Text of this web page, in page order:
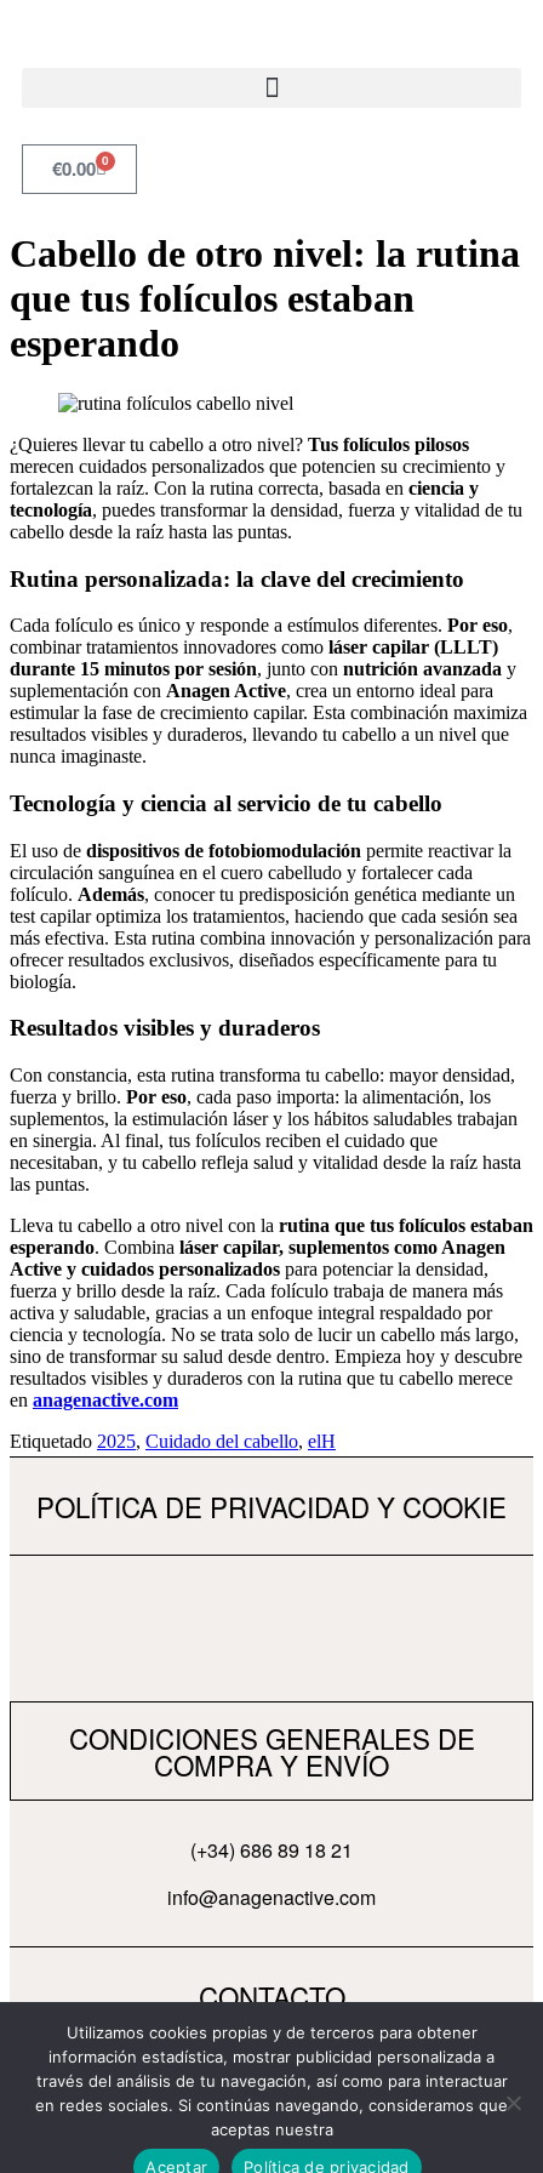
€0.00 0
Cabello de otro nivel: la rutina
que tus folículos estaban
esperando
¿Quieres llevar tu cabello a otro nivel? Tus folículos pilosos
merecen cuidados personalizados que potencien su crecimiento y
fortalezcan la raíz. Con la rutina correcta, basada en ciencia y
tecnología, puedes transformar la densidad, fuerza y vitalidad de tu
cabello desde la raíz hasta las puntas.
Rutina personalizada: la clave del crecimiento
Cada folículo es único y responde a estímulos diferentes. Por eso,
combinar tratamientos innovadores como láser capilar (LLLT)
durante 15 minutos por sesión, junto con nutrición avanzada y
suplementación con Anagen Active, crea un entorno ideal para
estimular la fase de crecimiento capilar. Esta combinación maximiza
resultados visibles y duraderos, llevando tu cabello a un nivel que
nunca imaginaste.
Tecnología y ciencia al servicio de tu cabello
El uso de dispositivos de fotobiomodulación permite reactivar la
circulación sanguínea en el cuero cabelludo y fortalecer cada
folículo. Además, conocer tu predisposición genética mediante un
test capilar optimiza los tratamientos, haciendo que cada sesión sea
más efectiva. Esta rutina combina innovación y personalización para
ofrecer resultados exclusivos, diseñados específicamente para tu
biología.
Resultados visibles y duraderos
Con constancia, esta rutina transforma tu cabello: mayor densidad,
fuerza y brillo. Por eso, cada paso importa: la alimentación, los
suplementos, la estimulación láser y los hábitos saludables trabajan
en sinergia. Al final, tus folículos reciben el cuidado que
necesitaban, y tu cabello refleja salud y vitalidad desde la raíz hasta
las puntas.
Lleva tu cabello a otro nivel con la rutina que tus folículos estaban
esperando. Combina láser capilar, suplementos como Anagen
Active y cuidados personalizados para potenciar la densidad,
fuerza y brillo desde la raíz. Cada folículo trabaja de manera más
activa y saludable, gracias a un enfoque integral respaldado por
ciencia y tecnología. No se trata solo de lucir un cabello más largo,
sino de transformar su salud desde dentro. Empieza hoy y descubre
resultados visibles y duraderos con la rutina que tu cabello merece
en anagenactive.com
Etiquetado 2025, Cuidado del cabello, elH
POLÍTICA DE PRIVACIDAD Y COOKIE
CONDICIONES GENERALES DE
COMPRA Y ENVÍO
(+34) 686 89 18 21
info@anagenactive.com
CONTACTO
Utilizamos cookies propias y de terceros para obtener
información estadística, mostrar publicidad personalizada a
través del análisis de tu navegación, así como para interactuar
en redes sociales. Si continúas navegando, consideramos que
aceptas nuestra
Aceptar
Política de privacidad